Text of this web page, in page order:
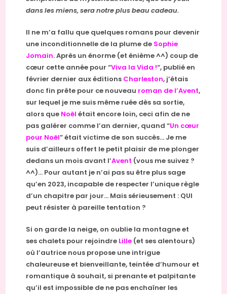
dans les miens, sera notre plus beau cadeau.
Il ne m’a fallu que quelques romans pour devenir
une inconditionnelle de la plume de Sophie
Jomain. Après un énorme (et énième ^^) coup de
cœur cette année pour “Viva la Vida !“, publié en
février dernier aux éditions Charleston, j’étais
donc fin prête pour ce nouveau roman de l’Avent,
sur lequel je me suis même ruée dès sa sortie,
alors que Noël était encore loin, ceci afin de ne
pas galérer comme l’an dernier, quand “Un cœur
pour Noël” était victime de son succès… Je me
suis d’ailleurs offert le petit plaisir de me plonger
dedans un mois avant l’Avent (vous me suivez ?
^^)… Pour autant je n’ai pas su être plus sage
qu’en 2023, incapable de respecter l’unique règle
d’un chapitre par jour… Mais sérieusement : QUI
peut résister à pareille tentation ?
Si on garde la neige, on oublie la montagne et
ses chalets pour rejoindre Lille (et ses alentours)
où l’autrice nous propose une intrigue
chaleureuse et bienveillante, teintée d’humour et
romantique à souhait, si prenante et palpitante
qu’il est impossible de ne pas enchaîner les